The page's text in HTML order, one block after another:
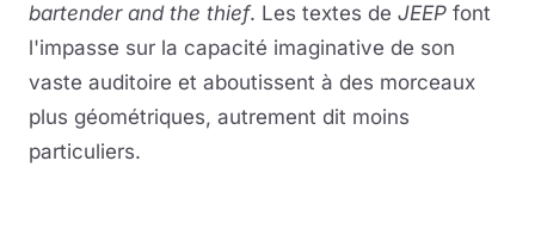
bartender and the thief. Les textes de JEEP font
l'impasse sur la capacité imaginative de son
vaste auditoire et aboutissent à des morceaux
plus géométriques, autrement dit moins
particuliers.